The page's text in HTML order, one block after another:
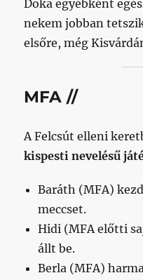
Doka egyébként
nekem jobban
elsőre, még
MFA //
A Felcsút elleni
kispesti nevelésű
Baráth (MFA)
meccset.
Hidi (MFA előtti
állt be.
Berla (MFA)